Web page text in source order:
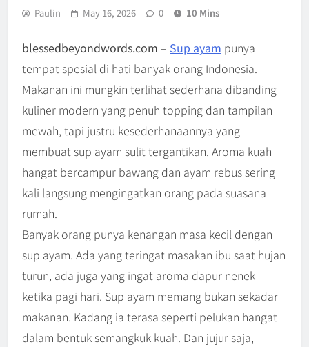
Paulin May 16, 2026 0 10 Mins
blessedbeyondwords.com – Sup ayam punya
tempat spesial di hati banyak orang Indonesia.
Makanan ini mungkin terlihat sederhana dibanding
kuliner modern yang penuh topping dan tampilan
mewah, tapi justru kesederhanaannya yang
membuat sup ayam sulit tergantikan. Aroma kuah
hangat bercampur bawang dan ayam rebus sering
kali langsung mengingatkan orang pada suasana
rumah.
Banyak orang punya kenangan masa kecil dengan
sup ayam. Ada yang teringat masakan ibu saat hujan
turun, ada juga yang ingat aroma dapur nenek
ketika pagi hari. Sup ayam memang bukan sekadar
makanan. Kadang ia terasa seperti pelukan hangat
dalam bentuk semangkuk kuah. Dan jujur saja,